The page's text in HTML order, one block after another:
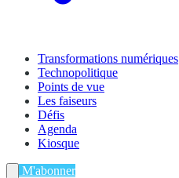
Transformations numériques
Technopolitique
Points de vue
Les faiseurs
Défis
Agenda
Kiosque
M'abonner